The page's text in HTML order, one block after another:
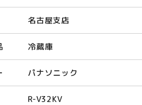
名古屋支店
冷蔵庫
パナソニック
R-V32KV